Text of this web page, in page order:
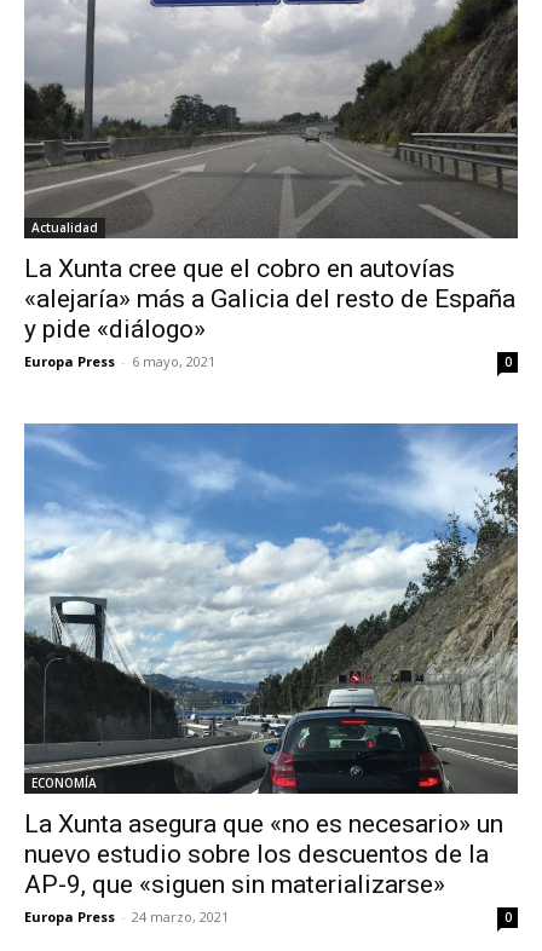
Actualidad
La Xunta cree que el cobro en autovías
«alejaría» más a Galicia del resto de España
y pide «diálogo»
Europa Press - 6 mayo, 2021 0
ECONOMÍA
La Xunta asegura que «no es necesario» un
nuevo estudio sobre los descuentos de la
AP-9, que «siguen sin materializarse»
Europa Press - 24 marzo, 2021 0